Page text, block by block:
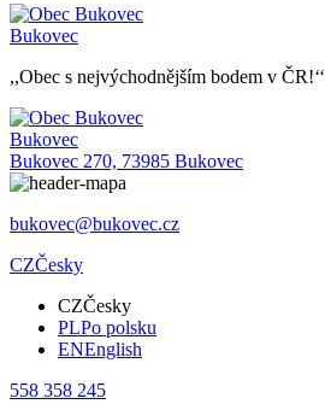
Bukovec
,,Obec s nejvýchodnějším bodem v ČR!‘‘
Bukovec
Bukovec 270, 73985 Bukovec
bukovec@bukovec.cz
CZČesky
CZČesky
PLPo polsku
ENEnglish
558 358 245